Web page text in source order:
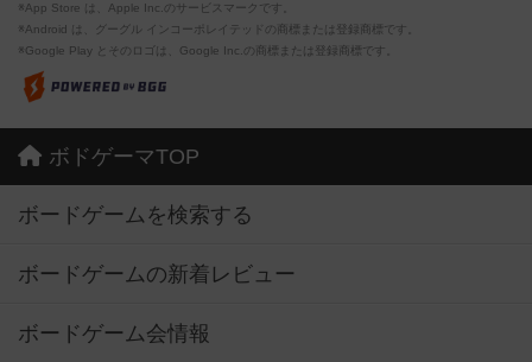
※App Store は、Apple Inc.のサービスマークです。
※Android は、グーグル インコーポレイテッドの商標または登録商標です。
※Google Play とそのロゴは、Google Inc.の商標または登録商標です。
ボドゲーマTOP
ボードゲームを検索する
ボードゲームの新着レビュー
ボードゲーム会情報